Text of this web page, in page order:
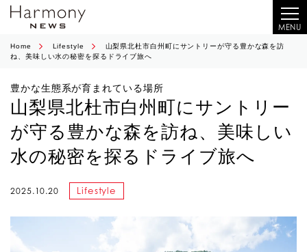
MENU
Home Lifestyle
山梨県北杜市白州町にサントリーが守る豊かな森を訪
ね、美味しい水の秘密を探るドライブ旅へ
豊かな生態系が育まれている場所
山梨県北杜市白州町にサントリー
が守る豊かな森を訪ね、美味しい
水の秘密を探るドライブ旅へ
2025.10.20 Lifestyle